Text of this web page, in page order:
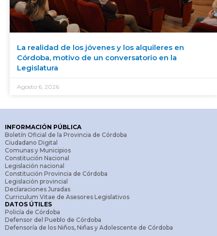
La realidad de los jóvenes y los alquileres en
Córdoba, motivo de un conversatorio en la
Legislatura
Agosto 6, 2026
INFORMACIÓN PÚBLICA
Boletín Oficial de la Provincia de Córdoba
Ciudadano Digital
Comunas y Municipios
Constitución Nacional
Legislación nacional
Constitución Provincia de Córdoba
Legislación provincial
Declaraciones Juradas
Curriculum Vitae de Asesores Legislativos
DATOS ÚTILES
Policía de Córdoba
Defensor del Pueblo de Córdoba
Defensoría de los Niños, Niñas y Adolescente de Córdoba